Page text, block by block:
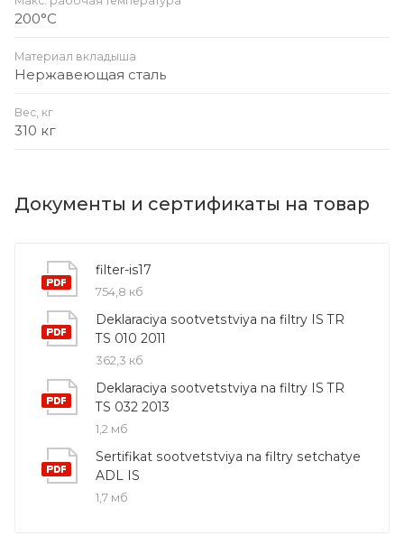
200°С
Материал вкладыша
Нержавеющая сталь
Вес, кг
310 кг
Документы и сертификаты на товар
filter-is17
754,8 кб
Deklaraciya sootvetstviya na filtry IS TR
TS 010 2011
362,3 кб
Deklaraciya sootvetstviya na filtry IS TR
TS 032 2013
1,2 мб
Sertifikat sootvetstviya na filtry setchatye
ADL IS
1,7 мб